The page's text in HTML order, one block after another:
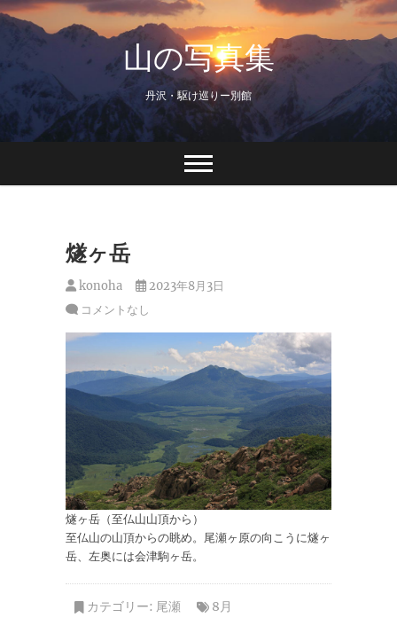
Skip
to
山の写真集
丹沢・駆け巡りー別館
燧ヶ岳
konoha
2023年8月3日
コメントなし
燧ヶ岳（至仏山山頂から）
至仏山の山頂からの眺め。尾瀬ヶ原の向こうに燧ヶ
岳、左奥には会津駒ヶ岳。
カテゴリー: 尾瀬 8月